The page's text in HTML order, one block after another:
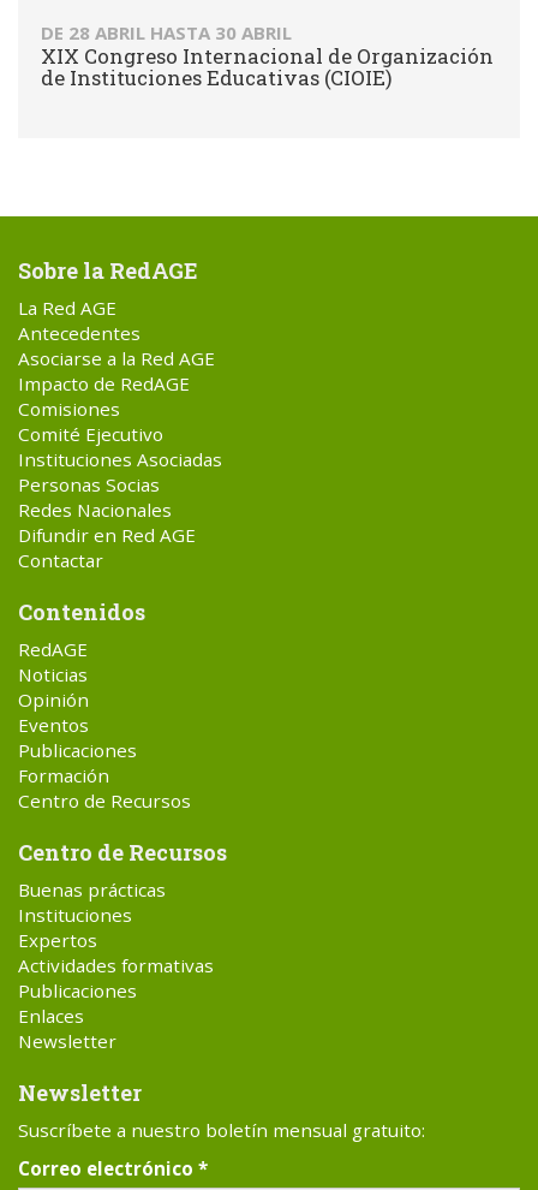
DE 28 ABRIL HASTA 30 ABRIL
XIX Congreso Internacional de Organización
de Instituciones Educativas (CIOIE)
Sobre la RedAGE
La Red AGE
Antecedentes
Asociarse a la Red AGE
Impacto de RedAGE
Comisiones
Comité Ejecutivo
Instituciones Asociadas
Personas Socias
Redes Nacionales
Difundir en Red AGE
Contactar
Contenidos
RedAGE
Noticias
Opinión
Eventos
Publicaciones
Formación
Centro de Recursos
Centro de Recursos
Buenas prácticas
Instituciones
Expertos
Actividades formativas
Publicaciones
Enlaces
Newsletter
Newsletter
Suscríbete a nuestro boletín mensual gratuito:
Correo electrónico *